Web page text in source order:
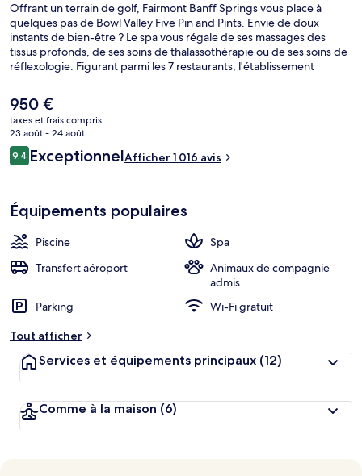
Offrant un terrain de golf, Fairmont Banff Springs vous place à
quelques pas de Bowl Valley Five Pin and Pints. Envie de doux
instants de bien-être ? Le spa vous régale de ses massages des
tissus profonds, de ses soins de thalassothérapie ou de ses soins de
réflexologie. Figurant parmi les 7 restaurants, l'établissement
déjeuner et le dîner et vous propose des spécialités Cuisine
internationale. Ce complexe touristique de luxe abrite en outre 3
bars/lounges, une piscine couverte et une piscine extérieure. Les
autres voyageurs sont enchantés par le personnel attentionné et la
présentation générale.
Le
prix
actuel
est
de
950 €
taxes et frais compris
23 août - 24 août
Avis
voyageurs
9,49,4 sur 10
ExceptionnelAfficher 1 016 avis
Équipements populaires
Piscine
Spa
Transfert aéroport
Animaux de compagnie
admis
Parking
Wi-Fi gratuit
Tout afficher
Services et équipements principaux (12)
Comme à la maison (6)